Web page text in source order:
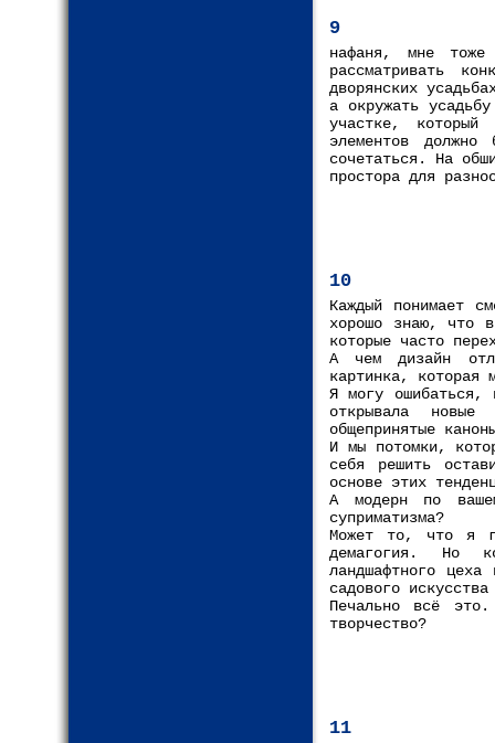
9
нафаня, мне
рассматривать
дворянских
а окружать
участке, который
элементов
сочетаться. На
простора для
10
Каждый понимает
хорошо знаю, что в
которые часто
А чем дизайн
картинка, которая
Я могу ошибаться,
открывала
общепринятые
И мы потомки,
себя решить
основе этих
А модерн по
суприматизма?
Может то, что я
демагогия. Но
ландшафтного
садового
Печально всё
творчество?
11